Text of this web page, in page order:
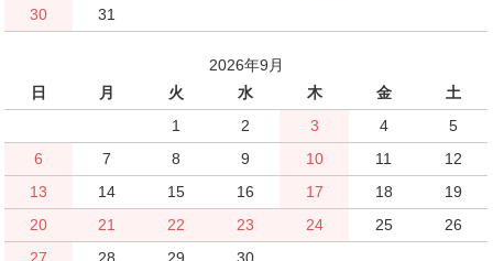
30
31
2026年9月
日
月 火 水 木 金
土
1
2 3 4
5
6
7 8 9 10 11
12
13
14 15 16 17 18
19
20
21 22 23 24 25
26